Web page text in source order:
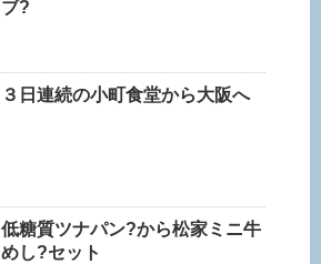
ブ?
３日連続の小町食堂から大阪へ
低糖質ツナパン?から松家ミニ牛
めし?セット